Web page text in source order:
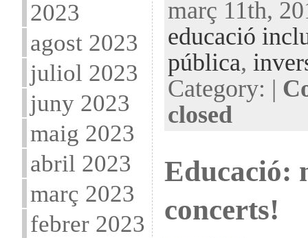
2023
agost 2023
juliol 2023
juny 2023
maig 2023
abril 2023
març 2023
febrer 2023
març 11th,
educació
pública,
Category: |
closed
Educació:
concerts!